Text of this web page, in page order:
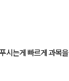
시는게 빠르게 과목을